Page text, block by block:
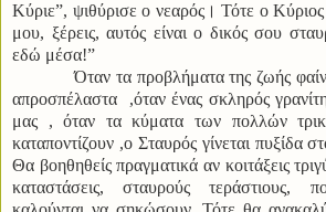
Κύριε”, ψιθύρισε ο νεαρός। Τότε ο
μου, ξέρεις, αυτός είναι ο δικός σου
εδώ μέσα!”
Όταν τα προβλήματα της ζωής
απροσπέλαστα ,όταν ένας σκληρός
μας , όταν τα κύματα των πολλών
καταποντίζουν ,ο Σταυρός γίνεται πυξίδα
Θα βοηθηθείς πραγματικά αν κοιτάξεις
καταστάσεις, σταυρούς τεράστιους,